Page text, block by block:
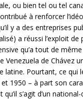
ou bien tel ou tel
à renforcer
y a des entreprises
a réussi l’exploit de
qu’a tout de même
Venezuela de Chávez
latine. Pourtant, ce qui
1950 – à part son
s’agit d’un